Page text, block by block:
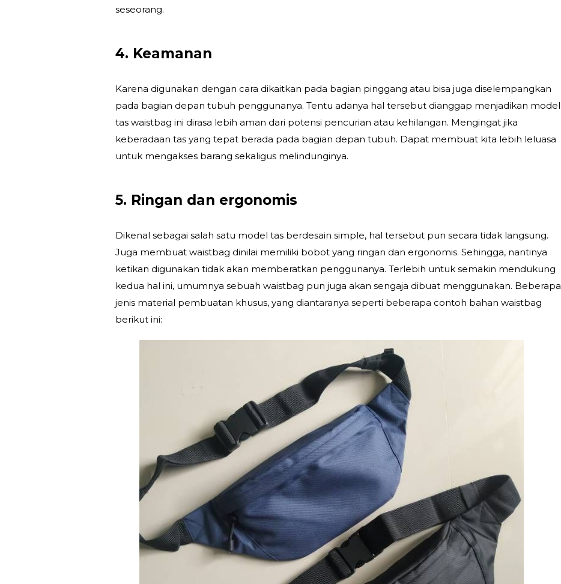
seseorang.
4. Keamanan
Karena digunakan dengan cara dikaitkan pada bagian pinggang atau bisa juga diselempangkan
pada bagian depan tubuh penggunanya. Tentu adanya hal tersebut dianggap menjadikan model
tas waistbag ini dirasa lebih aman dari potensi pencurian atau kehilangan. Mengingat jika
keberadaan tas yang tepat berada pada bagian depan tubuh. Dapat membuat kita lebih leluasa
untuk mengakses barang sekaligus melindunginya.
5. Ringan dan ergonomis
Dikenal sebagai salah satu model tas berdesain simple, hal tersebut pun secara tidak langsung.
Juga membuat waistbag dinilai memiliki bobot yang ringan dan ergonomis. Sehingga, nantinya
ketikan digunakan tidak akan memberatkan penggunanya. Terlebih untuk semakin mendukung
kedua hal ini, umumnya sebuah waistbag pun juga akan sengaja dibuat menggunakan. Beberapa
jenis material pembuatan khusus, yang diantaranya seperti beberapa contoh bahan waistbag
berikut ini: